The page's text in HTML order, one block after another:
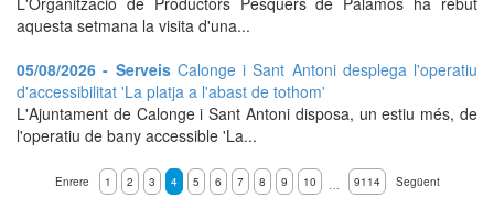
aquesta setmana la visita d'una...
05/08/2026 - Serveis Calonge i Sant Antoni desplega l'operatiu
d'accessibilitat 'La platja a l'abast de tothom'
L'Ajuntament de Calonge i Sant Antoni disposa, un estiu més, de
l'operatiu de bany accessible 'La...
Enrere 1 2 3 4 5 6 7 8 9 10 … 9114 Següent